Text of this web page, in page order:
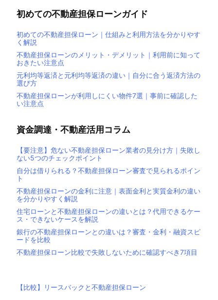
初めての不動産担保ローンガイド
初めての不動産担保ローン｜仕組みと利用方法を分かりやす
く解説
不動産担保ローンのメリット・デメリット｜利用前に知って
おきたい注意点
元利均等返済と元利均等返済の違い｜自分に合う返済方法の
選び方
不動産担保ローンが利用しにくい物件7選｜事前に確認した
い注意点
資金調達・不動産活用コラム
【要注意】危ない不動産担保ローン業者の見分け方｜失敗し
ない5つのチェックポイント
自分は借りられる？不動産担保ローン審査で見られるポイン
ト
不動産担保ローンの金利に注意｜表面金利と実質金利の違い
を分かりやすく解説
住宅ローンと不動産担保ローンの違いとは？代用できるケー
ス・できないケースを解説
銀行の不動産担保ローンとの違いは？審査・金利・融資スピ
ードを比較
不動産担保ローン比較で失敗しないために確認すべき7項目
【比較】リースバックと不動産担保ローン